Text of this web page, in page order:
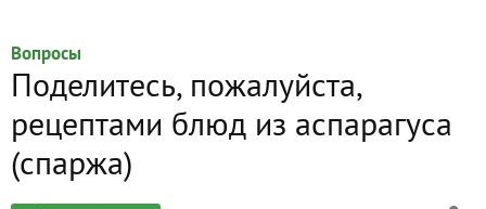
Вопросы
Поделитесь, пожалуйста,
рецептами блюд из аспарагуса
(спаржа)